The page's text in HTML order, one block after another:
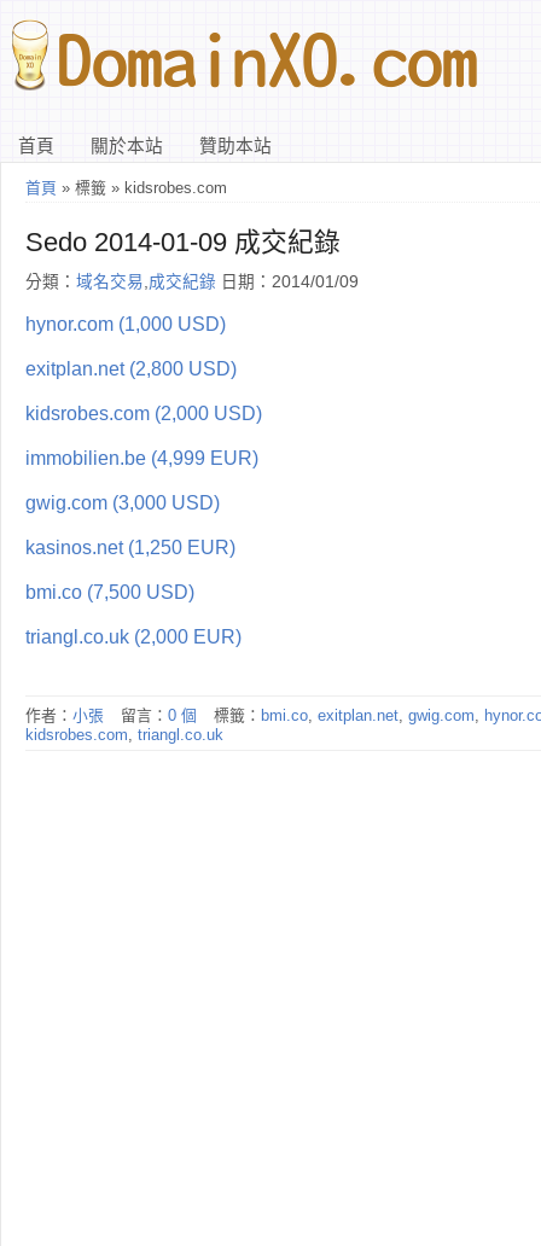
首頁 關於本站 贊助本站
首頁 » 標籤 » kidsrobes.com
Sedo 2014-01-09 成交紀錄
分類： 域名交易,成交紀錄 日期：2014/01/09
hynor.com (1,000 USD)
exitplan.net (2,800 USD)
kidsrobes.com (2,000 USD)
immobilien.be (4,999 EUR)
gwig.com (3,000 USD)
kasinos.net (1,250 EUR)
bmi.co (7,500 USD)
triangl.co.uk (2,000 EUR)
作者： 小張 留言： 0 個 標籤： bmi.co, exitplan.net, gwig.com,
kidsrobes.com, triangl.co.uk